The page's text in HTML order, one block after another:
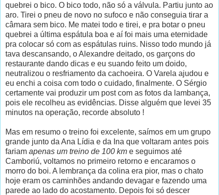
quebrei o bico. O bico todo, não só a válvula. Partiu junto ao
aro. Tirei o pneu de novo no sufoco e não conseguia tirar a
câmara sem bico. Me matei todo e tirei, e pra botar o pneu
quebrei a última espátula boa e aí foi mais uma eternidade
pra colocar só com as espátulas ruins. Nisso todo mundo já
tava descansando, o Alexandre deitado, os garçons do
restaurante dando dicas e eu suando feito um doido,
neutralizou o resfriamento da cachoeira. O Varela ajudou e
eu enchi a coisa com todo o cuidado, finalmente. O Sérgio
certamente vai produzir um post com as fotos da lambança,
pois ele recolheu as evidências. Disse alguém que levei 35
minutos na operação, recorde absoluto !
Mas em resumo o treino foi excelente, saímos em um grupo
grande junto da Ana Lídia e da Ina que voltaram antes pois
fariam apenas um treino de 100 km e seguimos até
Camboriú, voltamos no primeiro retorno e encaramos o
morro do boi. A lembrança da colina era pior, mas o chato
hoje eram os caminhões andando devagar e fazendo uma
parede ao lado do acostamento. Depois foi só descer